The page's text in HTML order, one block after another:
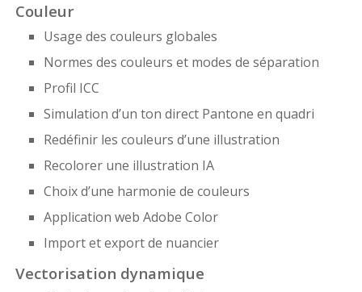
Couleur
Usage des couleurs globales
Normes des couleurs et modes de séparation
Profil ICC
Simulation d’un ton direct Pantone en quadri
Redéfinir les couleurs d’une illustration
Recolorer une illustration IA
Choix d’une harmonie de couleurs
Application web Adobe Color
Import et export de nuancier
Vectorisation dynamique